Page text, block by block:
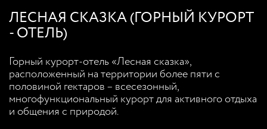
ЛЕСНАЯ СКАЗКА (ГОРНЫЙ КУРОРТ
- ОТЕЛЬ)
Горный курорт-отель «Лесная сказка»,
расположенный на территории более пяти с
половиной гектаров – всесезонный,
многофункциональный курорт для активного отдыха
и общения с природой.